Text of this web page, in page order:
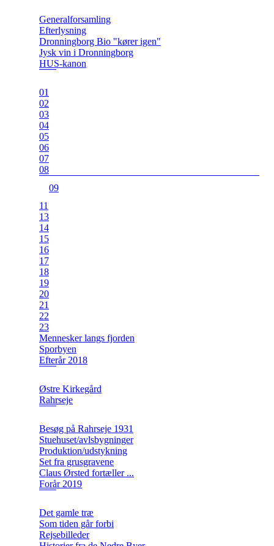
Generalforsamling
Efterlysning
Dronningborg Bio "kører igen"
Jysk vin i Dronningborg
HUS-kanon
01
02
03
04
05
06
07
08
09
11
13
14
15
16
17
18
19
20
21
22
23
Mennesker langs fjorden
Sporbyen
Efterår 2018
Østre Kirkegård
Rahrseje
Besøg på Rahrseje 1931
Stuehuset/avlsbygninger
Produktion/udstykning
Set fra grusgravene
Claus Ørsted fortæller ...
Forår 2019
Det gamle træ
Som tiden går forbi
Rejsebilleder